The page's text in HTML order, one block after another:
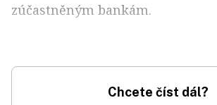
zúčastněným bankám.
Chcete číst dál?